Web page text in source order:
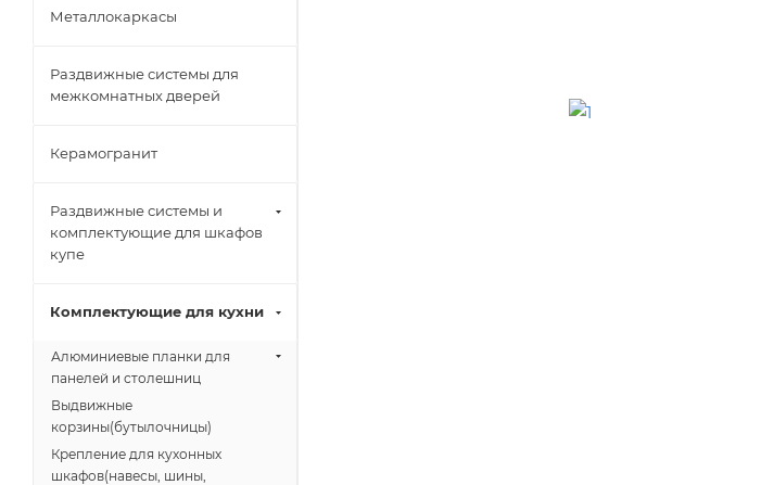
Металлокаркасы
Раздвижные системы для
межкомнатных дверей
Керамогранит
Раздвижные системы и
комплектующие для шкафов
купе
Комплектующие для кухни
Алюминиевые планки для
панелей и столешниц
Выдвижные
корзины(бутылочницы)
Крепление для кухонных
шкафов(навесы, шины,